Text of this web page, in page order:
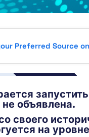
Preferred Source
не объявлена.
своего
на